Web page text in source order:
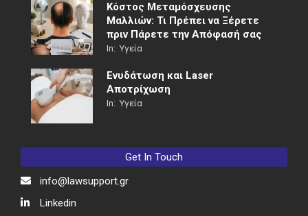
Κόστος Μεταμόσχευσης
Μαλλιών: Τι Πρέπει να Ξέρετε
πριν Πάρετε την Απόφασή σας
In: Υγεία
Ενυδάτωση και Laser
Αποτρίχωση
In: Υγεία
Get In Touch
info@lawsupport.gr
Linkedin